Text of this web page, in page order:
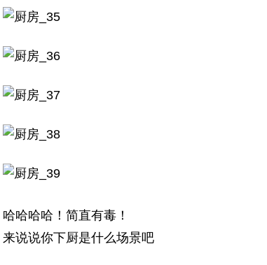
哈哈哈哈！简直有毒！
来说说你下厨是什么场景吧